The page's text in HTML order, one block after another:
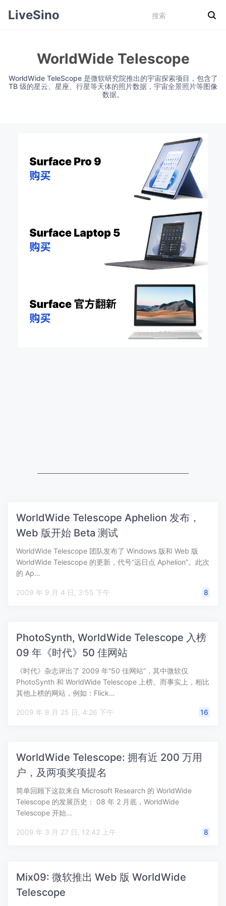
LiveSino
WorldWide Telescope
WorldWide TeleScope 是微软研究院推出的宇宙探索项目，包含了
TB 级的星云、星座、行星等天体的照片数据，宇宙全景照片等图像
数据。
WorldWide Telescope Aphelion 发布，
Web 版开始 Beta 测试
WorldWide Telescope 团队发布了 Windows 版和 Web 版
WorldWide Telescope 的更新，代号“远日点 Aphelion”。此次
的 Ap…
2009 年 9 月 4 日, 3:55 下午 8
PhotoSynth, WorldWide Telescope 入榜
09 年《时代》50 佳网站
《时代》杂志评出了 2009 年“50 佳网站”，其中微软仅
PhotoSynth 和 WorldWide Telescope 上榜。而事实上，相比
其他上榜的网站，例如：Flick…
2009 年 8 月 25 日, 4:26 下午 16
WorldWide Telescope: 拥有近 200 万用
户，及两项奖项提名
简单回顾下这款来自 Microsoft Research 的 WorldWide
Telescope 的发展历史： 08 年 2 月底，WorldWide
Telescope 开始…
2009 年 3 月 27 日, 12:42 上午 8
Mix09: 微软推出 Web 版 WorldWide
Telescope